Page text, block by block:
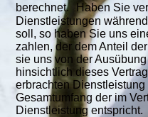
berechnet. Haben Sie
Dienstleistungen
soll, so haben Sie uns
zahlen, der dem Anteil
sie uns von der
hinsichtlich dieses
erbrachten
Gesamtumfang der im
Dienstleistung entspricht.